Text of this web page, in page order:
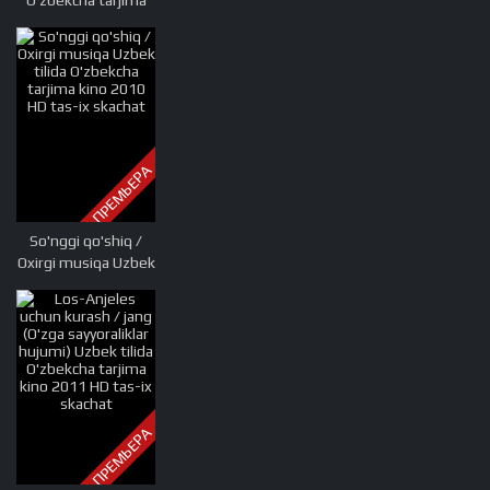
skachat
ПРЕМЬЕРА
So'nggi qo'shiq /
Oxirgi musiqa Uzbek
tarjima kino 2010
HD tas-ix skachat
ПРЕМЬЕРА